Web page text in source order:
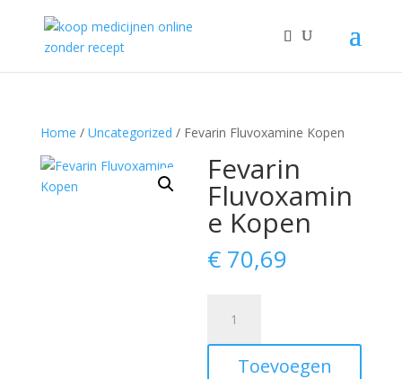
Home / Uncategorized / Fevarin Fluvoxamine Kopen
Fevarin
Fluvoxamin
e Kopen
€ 70,69
Fluvoxamine
Kopen
aantalToevoegen